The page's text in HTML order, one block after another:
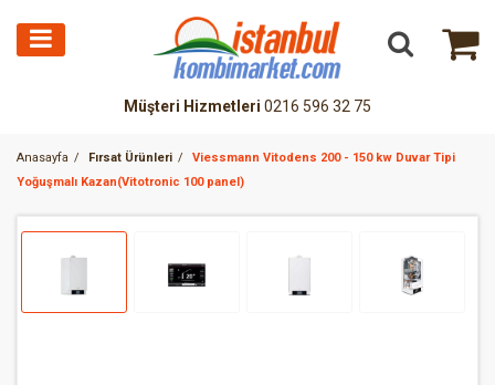
Müşteri Hizmetleri 0216 596 32 75
Anasayfa Fırsat Ürünleri
Viessmann Vitodens 200 - 150 kw Duvar Tipi
Yoğuşmalı Kazan(Vitotronic 100 panel)